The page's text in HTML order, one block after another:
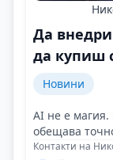
Да
да купиш
Новини
AI не е магия.
обещава
Контакти на